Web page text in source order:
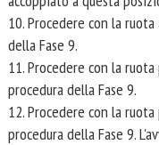
10. Procedere con la
della Fase 9.
11. Procedere con la
procedura della Fase 9.
12. Procedere con la
procedura della Fase 9.